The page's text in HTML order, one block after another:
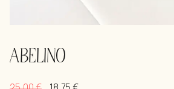
ABELINO